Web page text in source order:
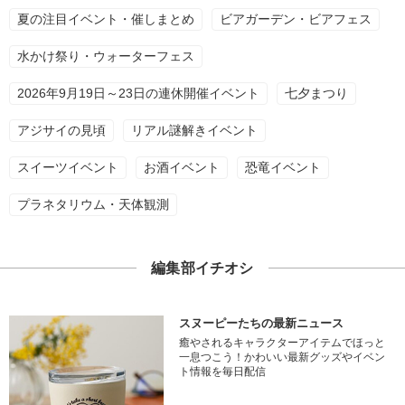
夏の注目イベント・催しまとめ ビアガーデン・ビアフェス
水かけ祭り・ウォーターフェス
2026年9月19日～23日の連休開催イベント 七夕まつり
アジサイの見頃 リアル謎解きイベント
スイーツイベント お酒イベント 恐竜イベント
プラネタリウム・天体観測
編集部イチオシ
スヌーピーたちの最新ニュース
癒やされるキャラクターアイテムでほっと
一息つこう！かわいい最新グッズやイベン
ト情報を毎日配信